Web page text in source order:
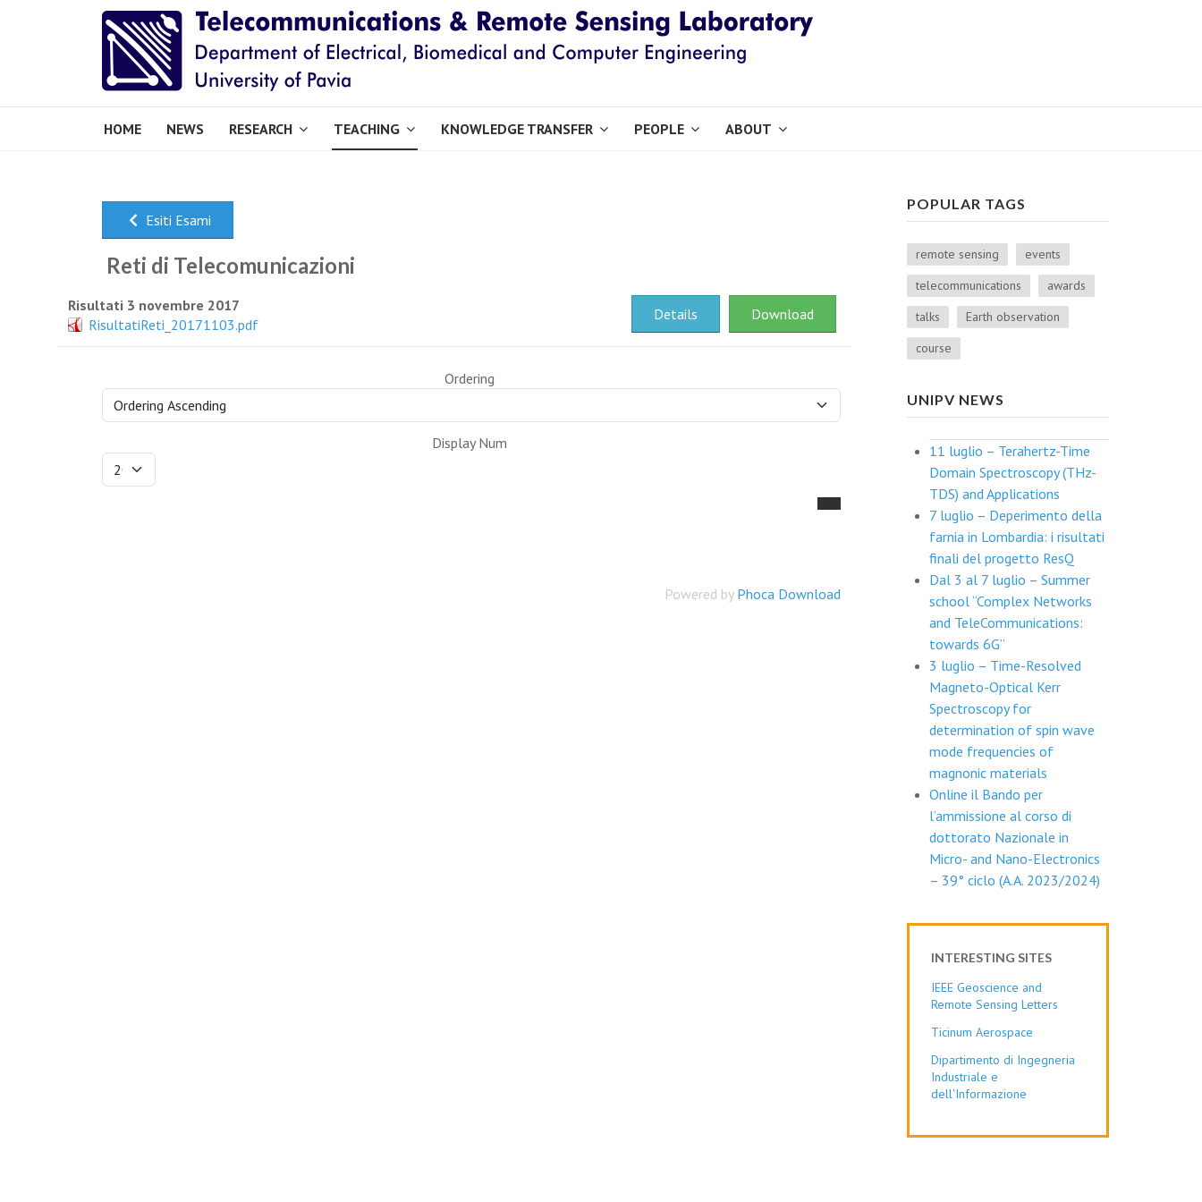
HOME NEWS RESEARCH TEACHING KNOWLEDGE TRANSFER PEOPLE ABOUT
Esiti Esami
Reti di Telecomunicazioni
Risultati 3 novembre 2017
RisultatiReti_20171103.pdf
Download
Details
Ordering
Display Num
Powered by Phoca Download
POPULAR TAGS
remote sensing
events
telecommunications
awards
talks
Earth observation
course
UNIPV NEWS
11 luglio – Terahertz-Time
Domain Spectroscopy (THz-
TDS) and Applications
7 luglio – Deperimento della
farnia in Lombardia: i risultati
finali del progetto ResQ
Dal 3 al 7 luglio – Summer
school “Complex Networks
and TeleCommunications:
towards 6G”
3 luglio – Time-Resolved
Magneto-Optical Kerr
Spectroscopy for
determination of spin wave
mode frequencies of
magnonic materials
Online il Bando per
l’ammissione al corso di
dottorato Nazionale in
Micro- and Nano-Electronics
– 39° ciclo (A.A. 2023/2024)
INTERESTING SITES
IEEE Geoscience and
Remote Sensing Letters
Ticinum Aerospace
Dipartimento di Ingegneria
Industriale e
dell'Informazione